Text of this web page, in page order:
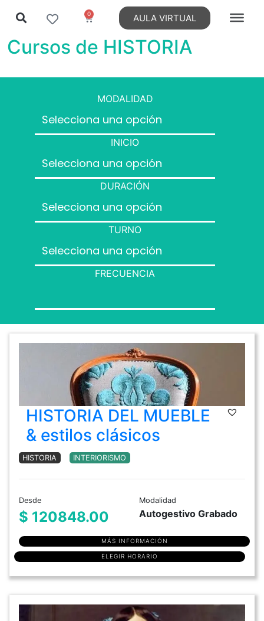
0 AULA VIRTUAL
Cursos de HISTORIA
MODALIDAD
INICIO
DURACIÓN
TURNO
FRECUENCIA
HISTORIA DEL MUEBLE
& estilos clásicos
HISTORIA INTERIORISMO
Desde
$ 120848.00
Modalidad
Autogestivo Grabado
MÁS INFORMACIÓN
ELEGIR HORARIO